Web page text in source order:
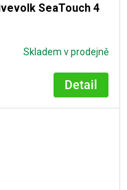
SeaTouch 4
Skladem v prodejně
Detail